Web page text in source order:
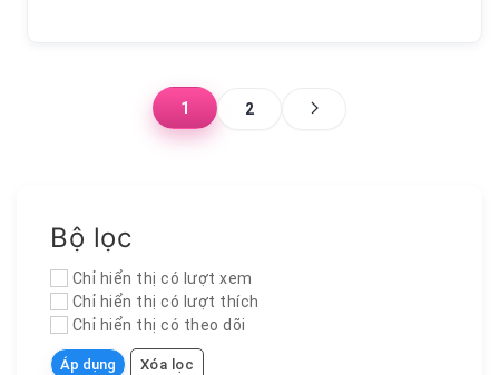
1 2
Bộ lọc
Chỉ hiển thị có lượt xem
Chỉ hiển thị có lượt thích
Chỉ hiển thị có theo dõi
Áp dụng Xóa lọc